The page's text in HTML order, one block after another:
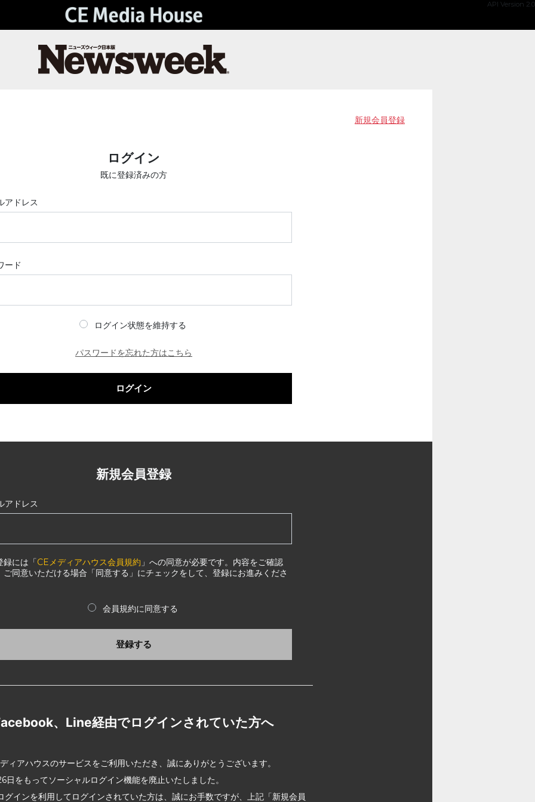
API Version 2.0
新規会員登録
ログイン
既に登録済みの方
アドレス
ード
ログイン状態を維持する
パスワードを忘れた方はこちら
ログイン
新規会員登録
アドレス
録には「CEメディアハウス会員規約 」への同意が必要です。内容をご確認
ご同意いただける場合「同意する」にチェックをして、登録にお進みくださ
会員規約に同意する
登録する
、Line経由でログインされていた方へ
ィアハウスのサービスをご利用いただき、誠にありがとうございます。
日をもってソーシャルログイン機能を廃止いたしました。
グインを利用してログインされていた方は、誠にお手数ですが、上記「新規会員